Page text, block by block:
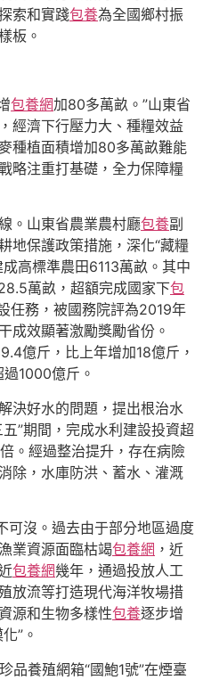
索和實踐包養為全國鄉村振
板。
包養網加80多萬畝。”山東省
經濟下行壓力大、種糧效益
種植面積增加80多萬畝難能
略注重打基礎，全力保障糧
。山東省農業農村廳包養副
地保護政策措施，深化“藏糧
高標準農田6113萬畝。其中
萬畝，超額完成國家下包
任務，被國務院評為2019年
成效顯著激勵獎勵省份。
億斤，比上年增加18億斤，
1000億斤。
決好水的問題，提出根治水
”期間，完成水利建設投資超
。經過整治提升，存在病險
除，水庫防洪、蓄水、灌溉
可沒。過去由于部分地區過度
業資源面臨枯竭包養網 ，近
包養網幾年，通過投放人工
放流等打造現代海洋牧場措
源和生物多樣性包養逐步增
”。
品養殖網箱“國鮑1號”在煙臺